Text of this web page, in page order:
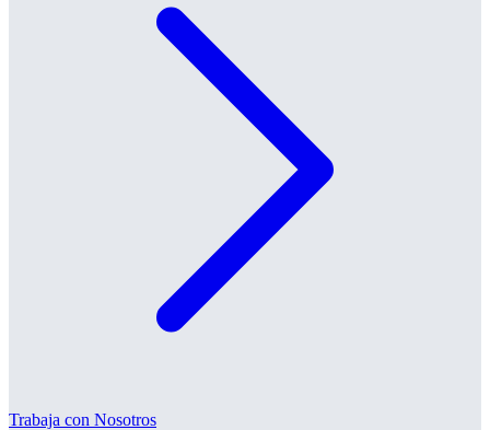
Trabaja con Nosotros